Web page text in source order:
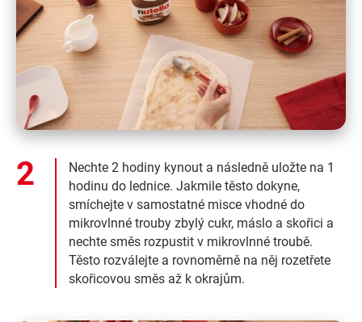
Nechte 2 hodiny kynout a následně uložte na 1
hodinu do lednice. Jakmile těsto dokyne,
smíchejte v samostatné misce vhodné do
mikrovlnné trouby zbylý cukr, máslo a skořici a
nechte směs rozpustit v mikrovlnné troubě.
Těsto rozválejte a rovnoměrně na něj rozetřete
skořicovou směs až k okrajům.